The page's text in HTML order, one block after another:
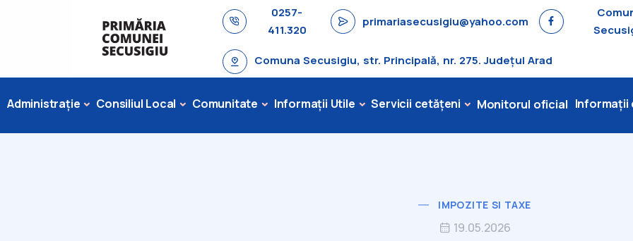
0257-
411.320
primariasecusigiu@yahoo.com
Comuna Secusigiu, str. Principală, nr. 275. Județul Arad
Administrație Consiliul Local Comunitate Informații Utile Servicii cetățeni Monitorul oficial Informații
IMPOZITE SI TAXE
19.05.2026